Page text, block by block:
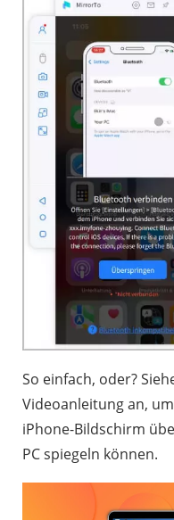
So einfach, oder?
Videoanleitung an,
iPhone-Bildschirm
PC spiegeln können.